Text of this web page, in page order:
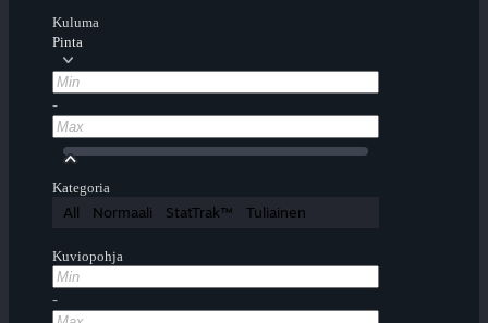
Kuluma
Pinta
-
Kategoria
All Normaali StatTrak™ Tuliainen
Kuviopohja
-